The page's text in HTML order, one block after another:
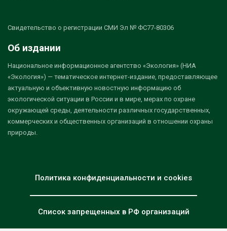
Свидетельство о регистрации СМИ Эл № ФС77-80306
Об издании
Национальное информационное агентство «Экология» (НИА
«Экология») — тематическое интернет-издание, предоставляющее
актуальную и объективную новостную информацию об
экологической ситуации в России и в мире, мерах по охране
окружающей среды, деятельности различных государственных,
коммерческих и общественных организаций в отношении охраны
природы.
Политика конфиденциальности и cookies
Список запрещенных в РФ организаций